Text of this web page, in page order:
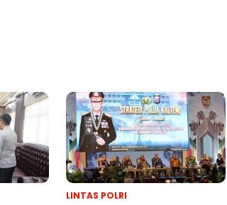
LINTAS POLRI